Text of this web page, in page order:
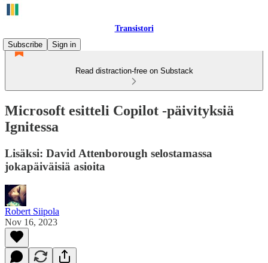
Transistori
Subscribe
Sign in
Read distraction-free on Substack
Microsoft esitteli Copilot -päivityksiä
Ignitessa
Lisäksi: David Attenborough selostamassa
jokapäiväisiä asioita
Robert Siipola
Nov 16, 2023